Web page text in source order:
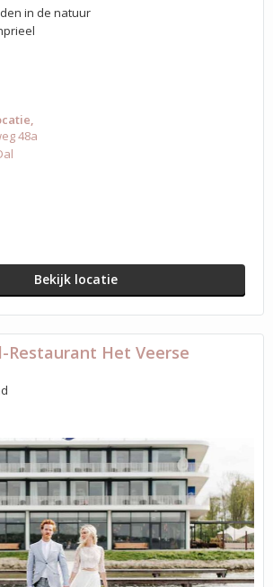
48a
Bekijk locatie
in de natuur
Restaurant Het Veerse